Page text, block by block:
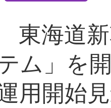
東海道
ム」を
用開始